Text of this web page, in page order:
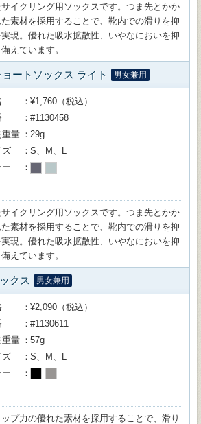
イクリング用ソックスです。つま先とかか
素材を採用することで、靴内での滑りを抑
現。優れた吸水拡散性、いやなにおいを抑
えています。
ートソックス ライト 男女兼用
¥1,760（税込）
#1130458
重量
29g
ズ
S、M、L
ー
イクリング用ソックスです。つま先とかか
素材を採用することで、靴内での滑りを抑
現。優れた吸水拡散性、いやなにおいを抑
えています。
クス 男女兼用
¥2,090（税込）
#1130611
重量
57g
ズ
S、M、L
ー
プ力の優れた素材を採用することで、滑り